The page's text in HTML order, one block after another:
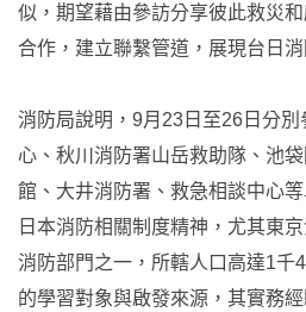
似，期望藉由參訪分享彼此救災
合作，建立聯繫管道，展現台日
消防局說明，9月23日至26日分
心、秋川消防署山岳救助隊、池
館、大井消防署、救急相談中心
日本消防相關制度精神，尤其東
消防部門之一，所轄人口高達1千
的學習對象與啟發來源，其實務